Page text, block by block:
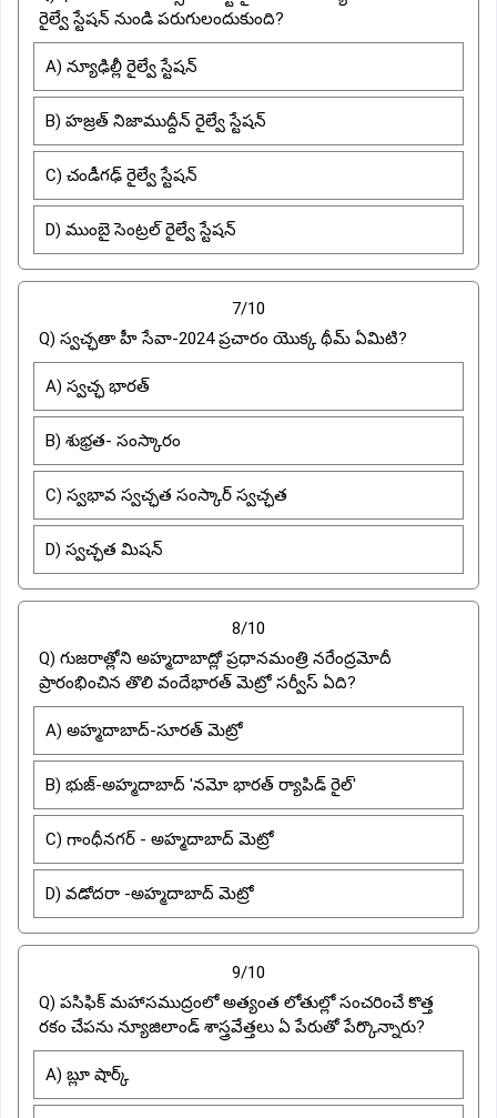
రైల్వే స్టేషన్ నుండి పరుగులందుకుంది?
A) న్యూఢిల్లీ రైల్వే స్టేషన్
B) హజ్రత్ నిజాముద్దీన్ రైల్వే స్టేషన్
C) చండీగఢ్ రైల్వే స్టేషన్
D) ముంబై సెంట్రల్ రైల్వే స్టేషన్
7/10
Q) స్వచ్ఛతా హీ సేవా-2024 ప్రచారం యొక్క థీమ్ ఏమిటి?
A) స్వచ్ఛ భారత్
B) శుభ్రత- సంస్కారం
C) స్వభావ స్వచ్ఛత సంస్కార్ స్వచ్ఛత
D) స్వచ్ఛత మిషన్
8/10
Q) గుజరాత్లోని అహ్మదాబాద్లో ప్రధానమంత్రి నరేంద్రమోదీ
ప్రారంభించిన తొలి వందేభారత్ మెట్రో సర్వీస్ ఏది?
A) అహ్మదాబాద్-సూరత్ మెట్రో
B) భుజ్-అహ్మదాబాద్ 'నమో భారత్ ర్యాపిడ్ రైల్'
C) గాంధీనగర్ - అహ్మదాబాద్ మెట్రో
D) వడోదరా -అహ్మదాబాద్ మెట్రో
9/10
Q) పసిఫిక్ మహాసముద్రంలో అత్యంత లోతుల్లో సంచరించే కొత్త
రకం చేపను న్యూజిలాండ్ శాస్త్రవేత్తలు ఏ పేరుతో పేర్కొన్నారు?
A) బ్లూ షార్క్